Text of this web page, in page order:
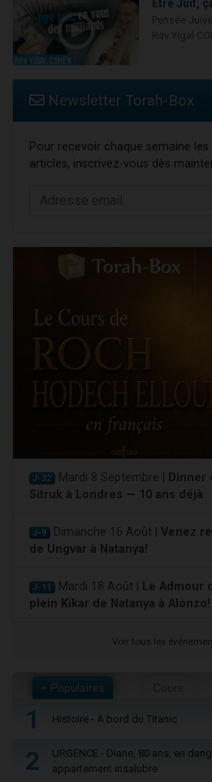
Être Juif,
Newsletter Torah-Box
Pour recevoir chaque semaine
articles, inscrivez-vous dès
J-32 Mardi 8 Septembre |
Dinner
Sitruk à Londres — 10 ans déjà
J-9 Dimanche 16 Août | Venez
de Ungvar à Natanya!
J-11 Mardi 18 Août |
Le Admour
plein Kikar de Natanya à Alonzo!
Voir tous les
+ Populaires
1 Histoire - À bord du Titanic
2
URGENCE - Diane, 80 ans, en
appartement insalubre